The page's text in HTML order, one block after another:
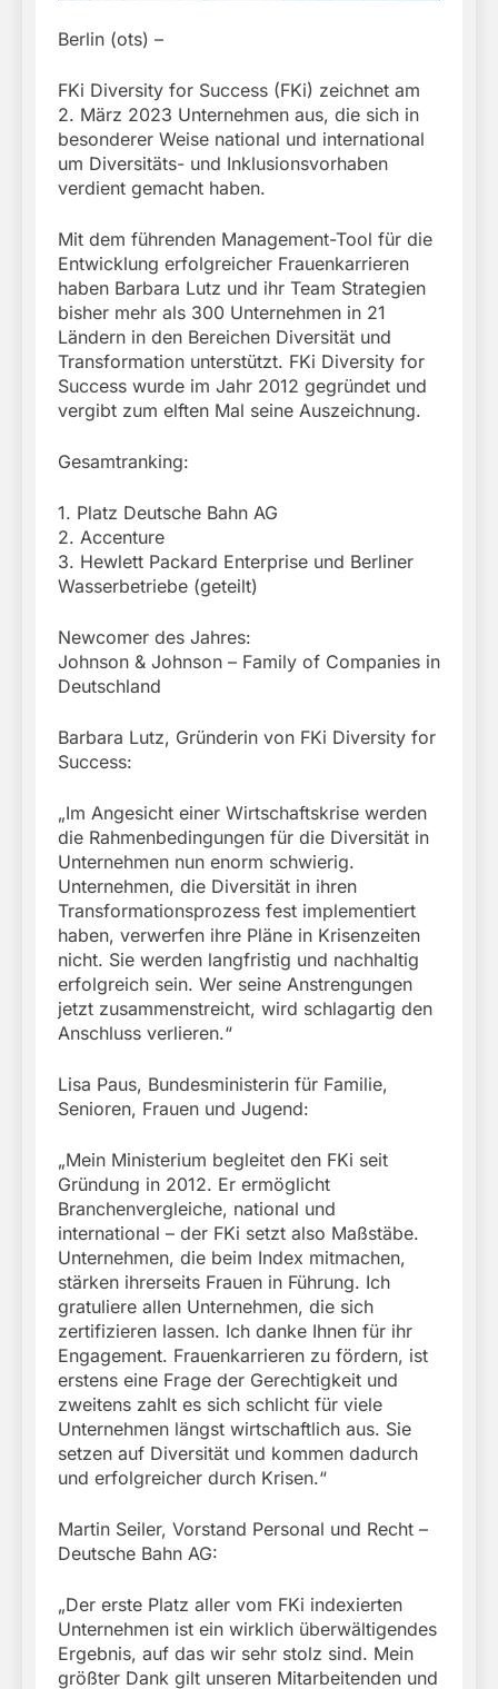
Berlin (ots) –
FKi Diversity for Success (FKi) zeichnet am
2. März 2023 Unternehmen aus, die sich in
besonderer Weise national und international
um Diversitäts- und Inklusionsvorhaben
verdient gemacht haben.
Mit dem führenden Management-Tool für die
Entwicklung erfolgreicher Frauenkarrieren
haben Barbara Lutz und ihr Team Strategien
bisher mehr als 300 Unternehmen in 21
Ländern in den Bereichen Diversität und
Transformation unterstützt. FKi Diversity for
Success wurde im Jahr 2012 gegründet und
vergibt zum elften Mal seine Auszeichnung.
Gesamtranking:
1. Platz Deutsche Bahn AG
2. Accenture
3. Hewlett Packard Enterprise und Berliner
Wasserbetriebe (geteilt)
Newcomer des Jahres:
Johnson & Johnson – Family of Companies in
Deutschland
Barbara Lutz, Gründerin von FKi Diversity for
Success:
„Im Angesicht einer Wirtschaftskrise werden
die Rahmenbedingungen für die Diversität in
Unternehmen nun enorm schwierig.
Unternehmen, die Diversität in ihren
Transformationsprozess fest implementiert
haben, verwerfen ihre Pläne in Krisenzeiten
nicht. Sie werden langfristig und nachhaltig
erfolgreich sein. Wer seine Anstrengungen
jetzt zusammenstreicht, wird schlagartig den
Anschluss verlieren.“
Lisa Paus, Bundesministerin für Familie,
Senioren, Frauen und Jugend:
„Mein Ministerium begleitet den FKi seit
Gründung in 2012. Er ermöglicht
Branchenvergleiche, national und
international – der FKi setzt also Maßstäbe.
Unternehmen, die beim Index mitmachen,
stärken ihrerseits Frauen in Führung. Ich
gratuliere allen Unternehmen, die sich
zertifizieren lassen. Ich danke Ihnen für ihr
Engagement. Frauenkarrieren zu fördern, ist
erstens eine Frage der Gerechtigkeit und
zweitens zahlt es sich schlicht für viele
Unternehmen längst wirtschaftlich aus. Sie
setzen auf Diversität und kommen dadurch
und erfolgreicher durch Krisen.“
Martin Seiler, Vorstand Personal und Recht –
Deutsche Bahn AG:
„Der erste Platz aller vom FKi indexierten
Unternehmen ist ein wirklich überwältigendes
Ergebnis, auf das wir sehr stolz sind. Mein
größter Dank gilt unseren Mitarbeitenden und